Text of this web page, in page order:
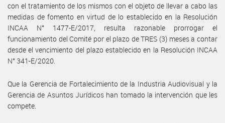
con el tratamiento de los mismos con el objeto de llevar a cabo las
medidas de fomento en virtud de lo establecido en la Resolución
INCAA N° 1477-E/2017, resulta razonable prorrogar el
funcionamiento del Comité por el plazo de TRES (3) meses a contar
desde el vencimiento del plazo establecido en la Resolución INCAA
N° 341-E/2020.
Que la Gerencia de Fortalecimiento de la Industria Audiovisual y la
Gerencia de Asuntos Jurídicos han tomado la intervención que les
compete.